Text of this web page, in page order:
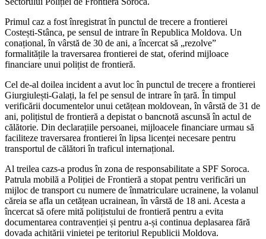
Primul caz a fost înregistrat în punctul de trecere a frontierei
Costești-Stânca, pe sensul de intrare în Republica Moldova. Un
conațional, în vârstă de 30 de ani, a încercat să „rezolve”
formalitățile la traversarea frontierei de stat, oferind mijloace
financiare unui polițist de frontieră.
Cel de-al doilea incident a avut loc în punctul de trecere a frontierei
Giurgiulești-Galați, la fel pe sensul de intrare în țară. În timpul
verificării documentelor unui cetățean moldovean, în vârstă de 31 de
ani, polițistul de frontieră a depistat o bancnotă ascunsă în actul de
călătorie. Din declarațiile persoanei, mijloacele financiare urmau să
faciliteze traversarea frontierei în lipsa licenței necesare pentru
transportul de călători în traficul internațional.
Al treilea cazs-a produs în zona de responsabilitate a SPF Soroca.
Patrula mobilă a Poliției de Frontieră a stopat pentru verificări un
mijloc de transport cu numere de înmatriculare ucrainene, la volanul
căreia se afla un cetățean ucrainean, în vârstă de 18 ani. Acesta a
încercat să ofere mită polițistului de frontieră pentru a evita
documentarea contravenției și pentru a-și continua deplasarea fără
dovada achitării vinietei pe teritoriul Republicii Moldova.